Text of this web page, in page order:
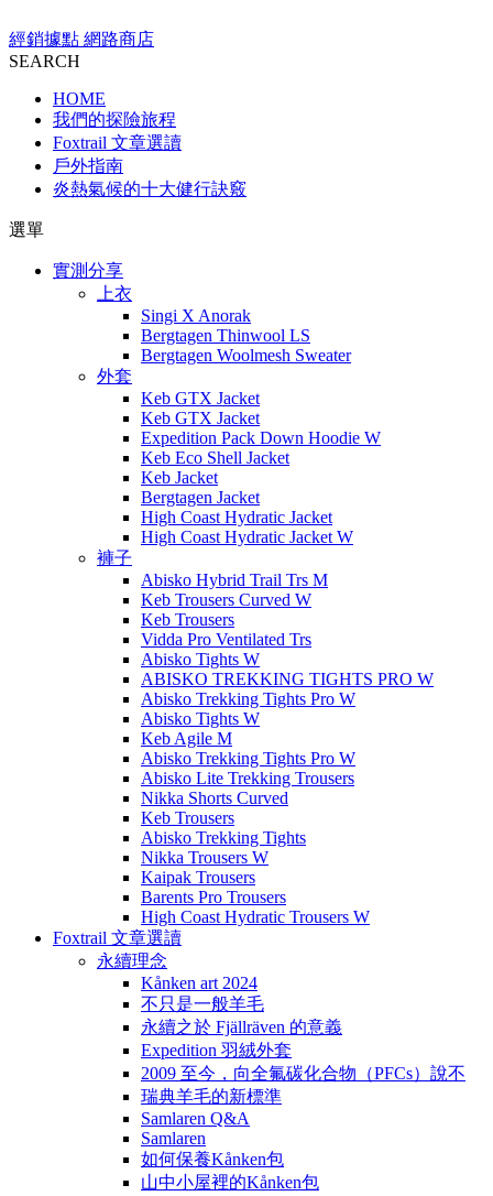
經銷據點 網路商店
SEARCH
HOME
我們的探險旅程
Foxtrail 文章選讀
戶外指南
炎熱氣候的十大健行訣竅
選單
實測分享
上衣
Singi X Anorak
Bergtagen Thinwool LS
Bergtagen Woolmesh Sweater
外套
Keb GTX Jacket
Keb GTX Jacket
Expedition Pack Down Hoodie W
Keb Eco Shell Jacket
Keb Jacket
Bergtagen Jacket
High Coast Hydratic Jacket
High Coast Hydratic Jacket W
褲子
Abisko Hybrid Trail Trs M
Keb Trousers Curved W
Keb Trousers
Vidda Pro Ventilated Trs
Abisko Tights W
ABISKO TREKKING TIGHTS PRO W
Abisko Trekking Tights Pro W
Abisko Tights W
Keb Agile M
Abisko Trekking Tights Pro W
Abisko Lite Trekking Trousers
Nikka Shorts Curved
Keb Trousers
Abisko Trekking Tights
Nikka Trousers W
Kaipak Trousers
Barents Pro Trousers
High Coast Hydratic Trousers W
Foxtrail 文章選讀
永續理念
Kånken art 2024
不只是一般羊毛
永續之於 Fjällräven 的意義
Expedition 羽絨外套
2009 至今，向全氟碳化合物（PFCs）說不
瑞典羊毛的新標準
Samlaren Q&A
Samlaren
如何保養Kånken包
山中小屋裡的Kånken包